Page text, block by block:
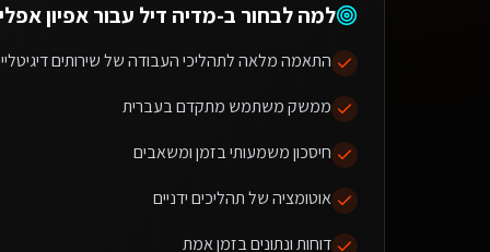
למה לבחור ב-מדיה דיל עבוראפיון
התאמה מלאה לתהליכי העבודה של שירותים
ממשק משתמש מתקדם בעברית
חיסכון משמעותי בזמן ומשאבים
אוטומציה של תהליכים ידניים
דוחות ונתונים בזמן אמת